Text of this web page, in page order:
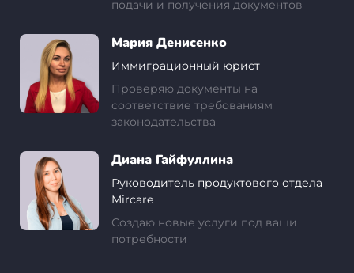
подачи и получения документов
Мария Денисенко
Иммиграционный юрист
Проверяю документы на
соответствие требованиям
законодательства
Диана Гайфуллина
Руководитель продуктового отдела
Mircare
Создаю новые услуги под ваши
потребности